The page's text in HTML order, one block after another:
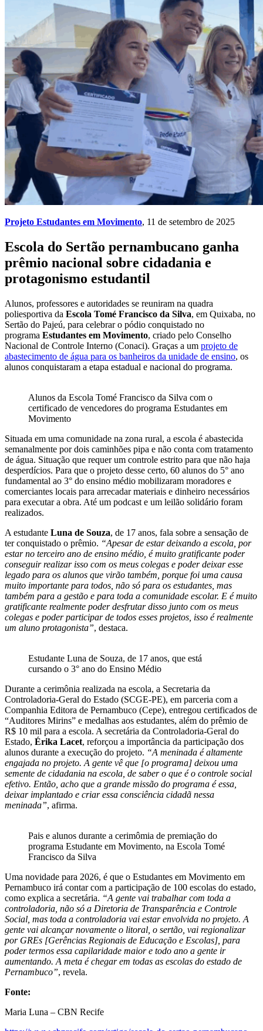
Projeto Estudantes em Movimento, 11 de setembro de 2025
Escola do Sertão pernambucano ganha
prêmio nacional sobre cidadania e
protagonismo estudantil
Alunos, professores e autoridades se reuniram na quadra
poliesportiva da Escola Tomé Francisco da Silva, em Quixaba, no
Sertão do Pajeú, para celebrar o pódio conquistado no
programa Estudantes em Movimento, criado pelo Conselho
Nacional de Controle Interno (Conaci). Graças a um projeto de
abastecimento de água para os banheiros da unidade de ensino, os
alunos conquistaram a etapa estadual e nacional do programa.
Alunos da Escola Tomé Francisco da Silva com o
certificado de vencedores do programa Estudantes em
Movimento
Situada em uma comunidade na zona rural, a escola é abastecida
semanalmente por dois caminhões pipa e não conta com tratamento
de água. Situação que requer um controle estrito para que não haja
desperdícios. Para que o projeto desse certo, 60 alunos do 5° ano
fundamental ao 3° do ensino médio mobilizaram moradores e
comerciantes locais para arrecadar materiais e dinheiro necessários
para executar a obra. Até um podcast e um leilão solidário foram
realizados.
A estudante Luna de Souza, de 17 anos, fala sobre a sensação de
ter conquistado o prêmio. “Apesar de estar deixando a escola, por
estar no terceiro ano de ensino médio, é muito gratificante poder
conseguir realizar isso com os meus colegas e poder deixar esse
legado para os alunos que virão também, porque foi uma causa
muito importante para todos, não só para os estudantes, mas
também para a gestão e para toda a comunidade escolar. E é muito
gratificante realmente poder desfrutar disso junto com os meus
colegas e poder participar de todos esses projetos, isso é realmente
um aluno protagonista”, destaca.
Estudante Luna de Souza, de 17 anos, que está
cursando o 3° ano do Ensino Médio
Durante a cerimônia realizada na escola, a Secretaria da
Controladoria-Geral do Estado (SCGE-PE), em parceria com a
Companhia Editora de Pernambuco (Cepe), entregou certificados de
“Auditores Mirins” e medalhas aos estudantes, além do prêmio de
R$ 10 mil para a escola. A secretária da Controladoria-Geral do
Estado, Érika Lacet, reforçou a importância da participação dos
alunos durante a execução do projeto. “A meninada é altamente
engajada no projeto. A gente vê que [o programa] deixou uma
semente de cidadania na escola, de saber o que é o controle social
efetivo. Então, acho que a grande missão do programa é essa,
deixar implantado e criar essa consciência cidadã nessa
meninada”, afirma.
Pais e alunos durante a cerimômia de premiação do
programa Estudante em Movimento, na Escola Tomé
Francisco da Silva
Uma novidade para 2026, é que o Estudantes em Movimento em
Pernambuco irá contar com a participação de 100 escolas do estado,
como explica a secretária. “A gente vai trabalhar com toda a
controladoria, não só a Diretoria de Transparência e Controle
Social, mas toda a controladoria vai estar envolvida no projeto. A
gente vai alcançar novamente o litoral, o sertão, vai regionalizar
por GREs [Gerências Regionais de Educação e Escolas], para
poder termos essa capilaridade maior e todo ano a gente ir
aumentando. A meta é chegar em todas as escolas do estado de
Pernambuco”, revela.
Fonte:
Maria Luna – CBN Recife